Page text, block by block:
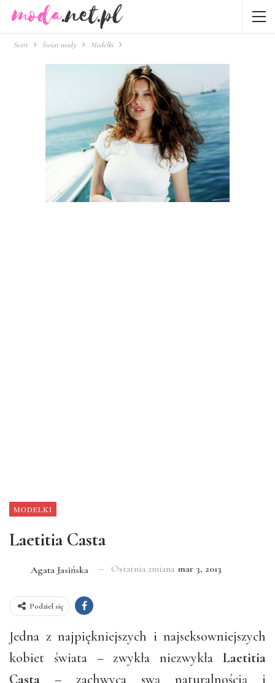
Start Świat mody Modelki
MODELKI
Laetitia Casta
Agata Jasińska Ostatnia zmiana mar 3, 2013
Podziel się
Jedna z najpiękniejszych i najseksowniejszych
kobiet świata – zwykła niezwykła Laetitia
Casta – zachwyca swą naturalnością i